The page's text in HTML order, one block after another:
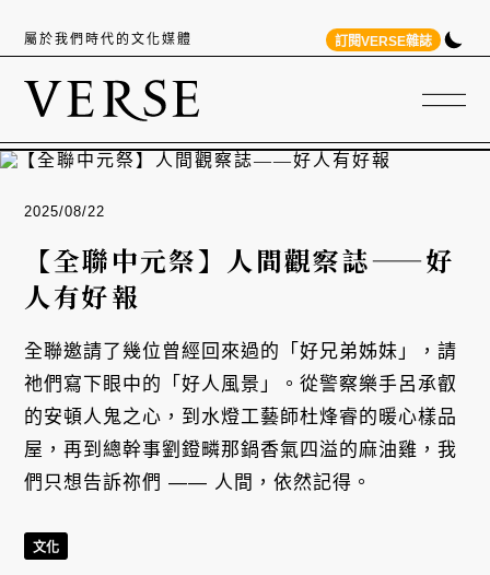
屬於我們時代的文化媒體 訂閱VERSE雜誌
2025/08/22
【全聯中元祭】人間觀察誌——好
人有好報
全聯邀請了幾位曾經回來過的「好兄弟姊妹」，請
祂們寫下眼中的「好人風景」。從警察樂手呂承叡
的安頓人鬼之心，到水燈工藝師杜烽睿的暖心樣品
屋，再到總幹事劉鐙疄那鍋香氣四溢的麻油雞，我
們只想告訴祢們 —— 人間，依然記得。
文化